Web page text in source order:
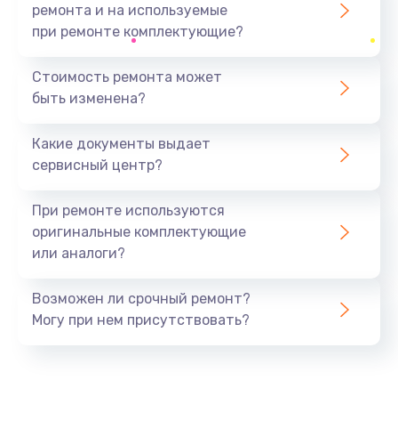
от 890 руб.
Замена разъёмов (HDMI, DVI, Дисплей порта)
Заказать
Замена шлейфа матрицы
от 1095 руб.
ремонта и на используемые
при ремонте комплектующие?
Стоимость ремонта может
быть изменена?
Какие документы выдает
сервисный центр?
При ремонте используются
оригинальные комплектующие
или аналоги?
Возможен ли срочный ремонт?
Могу при нем присутствовать?